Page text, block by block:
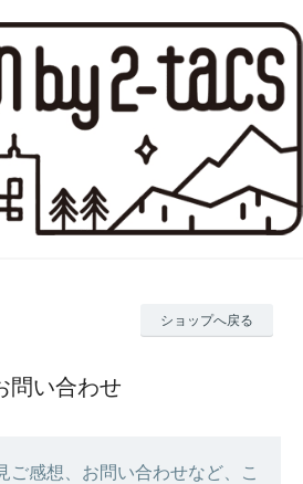
ショップへ戻る
問い合わせ
ご感想、お問い合わせなど、こ